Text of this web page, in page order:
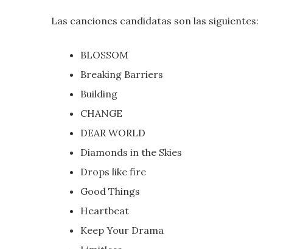
Las canciones candidatas son las siguientes:
BLOSSOM
Breaking Barriers
Building
CHANGE
DEAR WORLD
Diamonds in the Skies
Drops like fire
Good Things
Heartbeat
Keep Your Drama